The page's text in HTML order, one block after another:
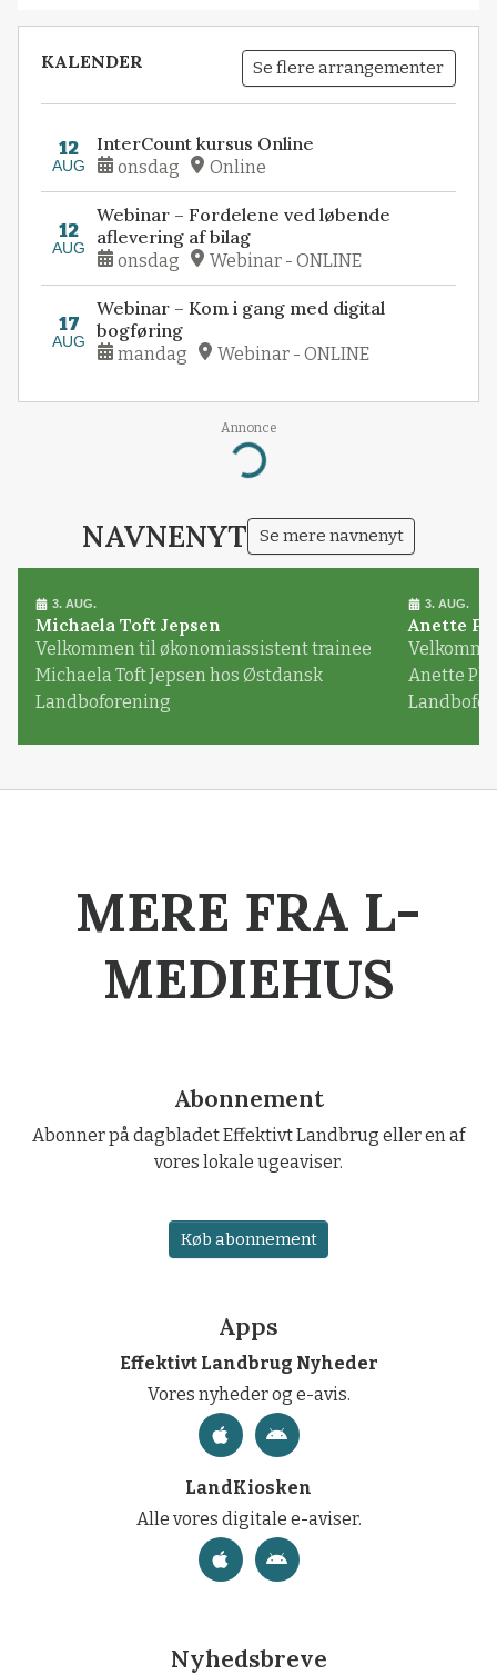
KALENDER Se flere arrangementer
12
AUG
InterCount kursus Online
onsdag Online
12
AUG
Webinar – Fordelene ved løbende
aflevering af bilag
onsdag Webinar - ONLINE
17
AUG
Webinar – Kom i gang med digital
bogføring
mandag Webinar - ONLINE
Annonce
Loading...
NAVNENYT Se mere navnenyt
3. AUG.
Michaela Toft Jepsen
Velkommen til økonomiassistent trainee
Michaela Toft Jepsen hos Østdansk
Landboforening
3. AUG.
Anette
Anette
MERE FRA L-
MEDIEHUS
Abonnement
Abonner på dagbladet Effektivt Landbrug eller en af
vores lokale ugeaviser.
Køb abonnement
Apps
Effektivt Landbrug Nyheder
Vores nyheder og e-avis.
LandKiosken
Alle vores digitale e-aviser.
Nyhedsbreve